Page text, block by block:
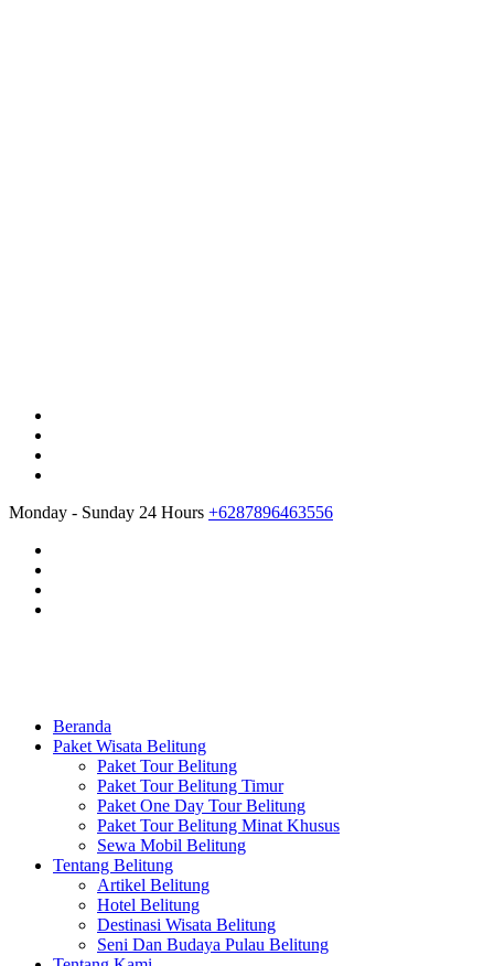
Monday - Sunday 24 Hours +6287896463556
Beranda
Paket Wisata Belitung
Paket Tour Belitung
Paket Tour Belitung Timur
Paket One Day Tour Belitung
Paket Tour Belitung Minat Khusus
Sewa Mobil Belitung
Tentang Belitung
Artikel Belitung
Hotel Belitung
Destinasi Wisata Belitung
Seni Dan Budaya Pulau Belitung